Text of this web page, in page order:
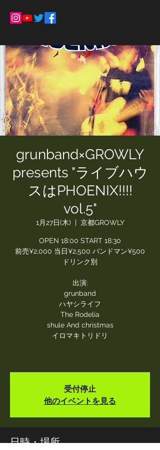
grunband×GROWLY
presents "ライブハウ
スはPHOENIX!!!!
vol.5"
1月27日(木)
  |
京都GROWLY
OPEN 18:00 START 18:30
前売¥2,000 当日¥2,500 バンドマン¥500
ドリンク別
出演:
grunband
ハヤシライフ
The Rodelia
shule And christmas
イロマキトリドリ
受付停止
他のイベントを見る
日時・場所